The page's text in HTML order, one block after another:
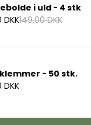
i uld - 4 stk
DKK149,00 DKK
- 50 stk.
DKK